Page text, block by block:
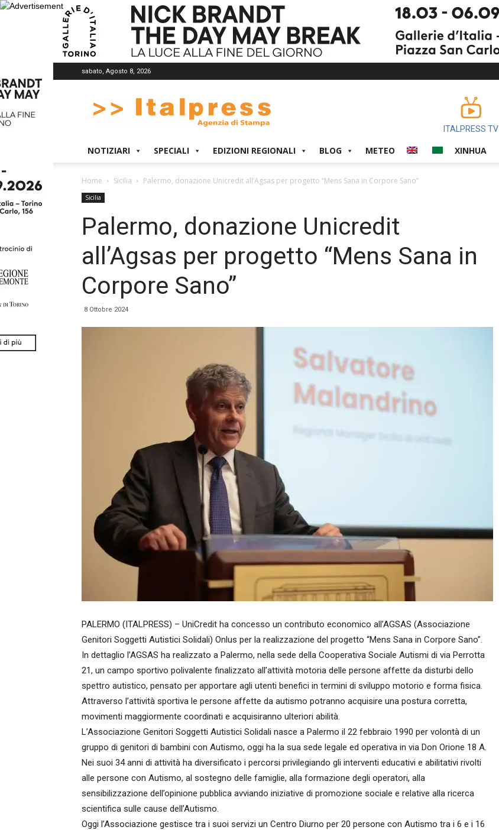
sabato, Agosto 8, 2026
ITALPRESS TV
NOTIZIARI SPECIALI EDIZIONI REGIONALI BLOG METEO XINHUA
Home Sicilia Palermo, donazione Unicredit all’Agsas per progetto “Mens Sana in Corpore Sano”
Sicilia
Palermo, donazione Unicredit
all’Agsas per progetto “Mens Sana in
Corpore Sano”
8 Ottobre 2024
PALERMO (ITALPRESS) – UniCredit ha concesso un contributo economico all’AGSAS (Associazione
Genitori Soggetti Autistici Solidali) Onlus per la realizzazione del progetto “Mens Sana in Corpore Sano”.
In dettaglio l’AGSAS ha realizzato a Palermo, nella sede della Cooperativa Sociale Autismi di via Perrotta
21, un campo sportivo polivalente finalizzato all’attività motoria delle persone affette da disturbi dello
spettro autistico, pensato per apportare agli utenti benefici in termini di sviluppo motorio e forma fisica.
Attraverso l’attività sportiva le persone affette da autismo potranno acquisire una postura corretta,
movimenti maggiormente coordinati e acquisiranno ulteriori abilità.
L’Associazione Genitori Soggetti Autistici Solidali nasce a Palermo il 22 febbraio 1990 per volontà di un
gruppo di genitori di bambini con Autismo, oggi ha la sua sede legale ed operativa in via Don Orione 18 A.
Nei suoi 34 anni di attività ha diversificato i percorsi privilegiando gli interventi educativi e abilitativi rivolti
alle persone con Autismo, al sostegno delle famiglie, alla formazione degli operatori, alla
sensibilizzazione dell’opinione pubblica avviando iniziative di promozione sociale e relative alla ricerca
scientifica sulle cause dell’Autismo.
Oggi l’Associazione gestisce tra i suoi servizi un Centro Diurno per 20 persone con Autismo tra i 6 e i 16